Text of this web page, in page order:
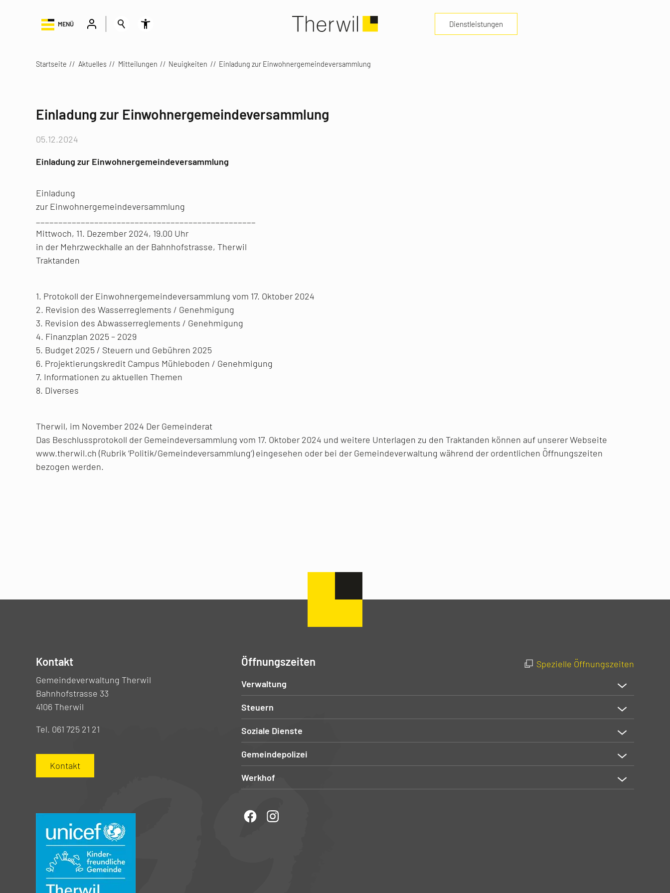
Dienstleistungen
MENÜ
Startseite Aktuelles Mitteilungen Neuigkeiten Einladung zur Einwohnergemeindeversammlung
Einladung zur Einwohnergemeindeversammlung
05.12.2024
Einladung zur Einwohnergemeindeversammlung
Einladung
zur Einwohnergemeindeversammlung
Mittwoch, 11. Dezember 2024, 19.00 Uhr
in der Mehrzweckhalle an der Bahnhofstrasse, Therwil
Traktanden
1. Protokoll der Einwohnergemeindeversammlung vom 17. Oktober 2024
2. Revision des Wasserreglements / Genehmigung
3. Revision des Abwasserreglements / Genehmigung
4. Finanzplan 2025 – 2029
5. Budget 2025 / Steuern und Gebühren 2025
6. Projektierungskredit Campus Mühleboden / Genehmigung
7. Informationen zu aktuellen Themen
8. Diverses
Therwil, im November 2024 Der Gemeinderat
Das Beschlussprotokoll der Gemeindeversammlung vom 17. Oktober 2024 und weitere Unterlagen zu den Traktanden können auf unserer Webseite
www.therwil.ch (Rubrik ‘Politik/Gemeindeversammlung‘) eingesehen oder bei der Gemeindeverwaltung während der ordentlichen Öffnungszeiten
bezogen werden.
Kontakt
Gemeindeverwaltung Therwil
Bahnhofstrasse 33
4106 Therwil
Tel. 061 725 21 21
Kontakt
Öffnungszeiten
Spezielle Öffnungszeiten
Verwaltung
Steuern
Soziale Dienste
Gemeindepolizei
Werkhof